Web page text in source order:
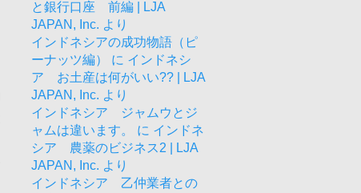
と銀行口座 前編 | LJA
JAPAN, Inc. より
インドネシアの成功物語（ピ
ーナッツ編）
に インドネシ
ア お土産は何がいい?? | LJA
JAPAN, Inc. より
インドネシア ジャムウとジ
ャムは違います。
に インドネ
シア 農薬のビジネス2 | LJA
JAPAN, Inc. より
インドネシア 乙仲業者との